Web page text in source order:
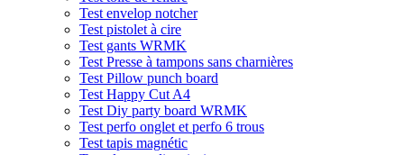
Test envelop notcher
Test pistolet à cire
Test gants WRMK
Test Presse à tampons sans charnières
Test Pillow punch board
Test Happy Cut A4
Test Diy party board WRMK
Test perfo onglet et perfo 6 trous
Test tapis magnétic